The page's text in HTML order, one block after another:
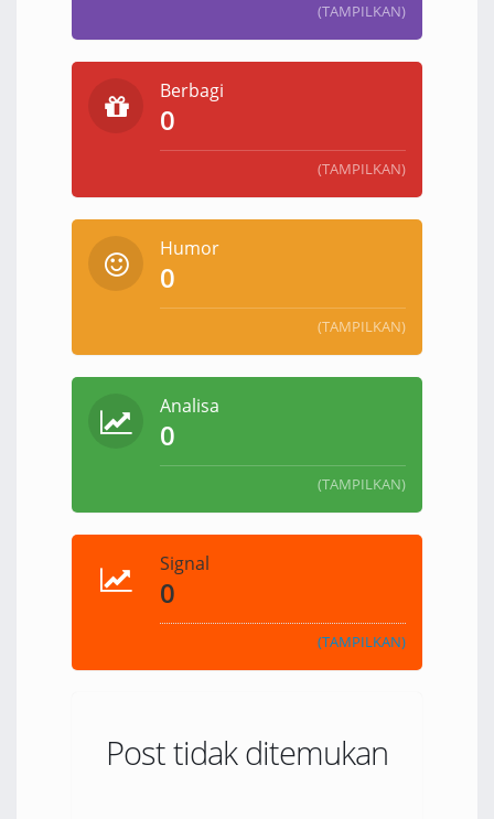
(TAMPILKAN)
Berbagi
0
(TAMPILKAN)
Humor
0
(TAMPILKAN)
Analisa
0
(TAMPILKAN)
Signal
0
(TAMPILKAN)
Post tidak ditemukan